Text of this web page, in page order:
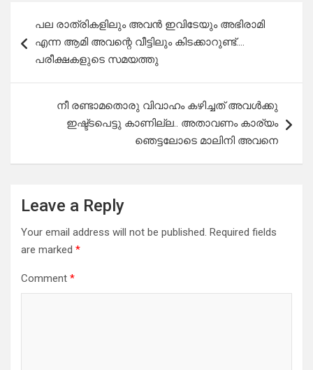
navigation
പല രാത്രികളിലും അവൻ ഇവിടേയും അഭിരാമി
എന്ന ആമി അവന്റെ വീട്ടിലും കിടക്കാറുണ്ട്….
പരീക്ഷകളുടെ സമയത്തു
നീ രണ്ടാമതൊരു വിവാഹം കഴിച്ചത് അവൾക്കു
ഇഷ്ട്ടപെട്ടു കാണില്ല.. അതാവണം കാര്യം
ഞെട്ടലോടെ മാലിനി അവനെ
Leave a Reply
Your email address will not be published. Required fields
are marked *
Comment *